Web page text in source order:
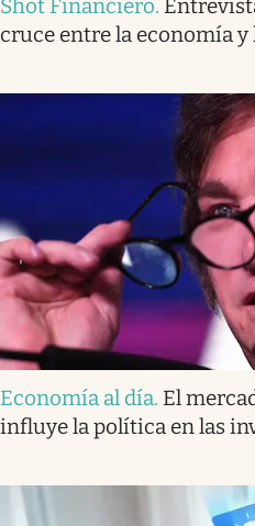
Shot Financiero.
cruce entre la economía
Economía al día. El
influye la política en las